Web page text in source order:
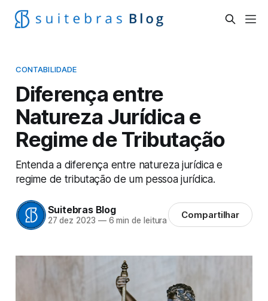
CONTABILIDADE
Diferença entre
Natureza Jurídica e
Regime de Tributação
Entenda a diferença entre natureza jurídica e
regime de tributação de um pessoa jurídica.
Suitebras Blog
27 dez 2023 —6 min de leitura Compartilhar